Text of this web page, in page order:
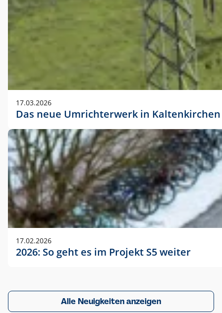
17.03.2026
Das neue Umrichterwerk in Kaltenkirchen
17.02.2026
2026: So geht es im Projekt S5 weiter
Alle Neuigkeiten anzeigen